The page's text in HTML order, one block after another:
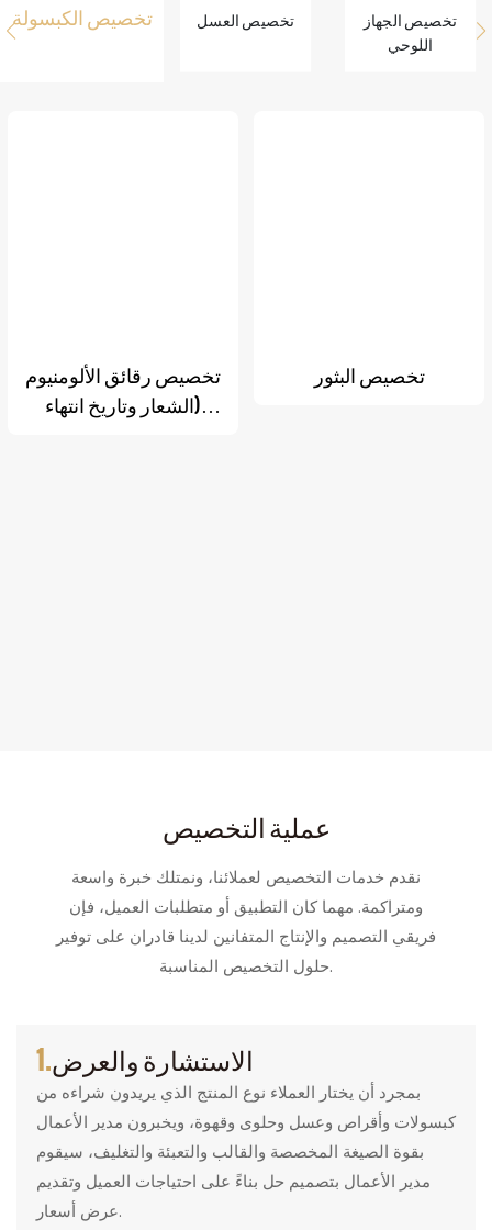
تخصيص الكبسولة تخصيص العسل
تخصيص الجهاز
اللوحي
تخصيص رقائق الألومنيوم
(الشعار وتاريخ انتهاء
تخصيص البثور
عملية التخصيص
نقدم خدمات التخصيص لعملائنا، ونمتلك خبرة واسعة
ومتراكمة. مهما كان التطبيق أو متطلبات العميل، فإن
فريقي التصميم والإنتاج المتفانين لدينا قادران على توفير
حلول التخصيص المناسبة.
1.الاستشارة والعرض
بمجرد أن يختار العملاء نوع المنتج الذي يريدون شراءه من
كبسولات وأقراص وعسل وحلوى وقهوة، ويخبرون مدير الأعمال
بقوة الصيغة المخصصة والقالب والتعبئة والتغليف، سيقوم
مدير الأعمال بتصميم حل بناءً على احتياجات العميل وتقديم
عرض أسعار.